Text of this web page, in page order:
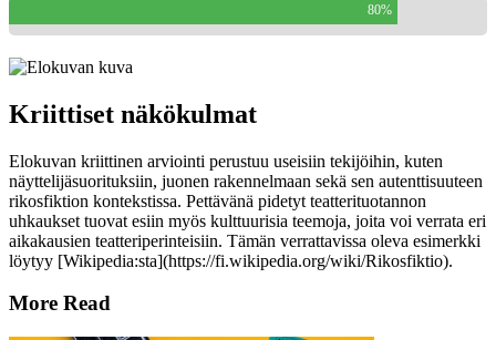
80%
Kriittiset näkökulmat
Elokuvan kriittinen arviointi perustuu useisiin tekijöihin, kuten
näyttelijäsuorituksiin, juonen rakennelmaan sekä sen autenttisuuteen
rikosfiktion kontekstissa. Pettävänä pidetyt teatterituotannon
uhkaukset tuovat esiin myös kulttuurisia teemoja, joita voi verrata eri
aikakausien teatteriperinteisiin. Tämän verrattavissa oleva esimerkki
löytyy [Wikipedia:sta](https://fi.wikipedia.org/wiki/Rikosfiktio).
More Read